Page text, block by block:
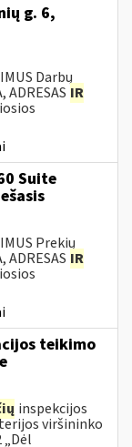
g. 6,
Darbų
IR
Suite
Prekių
IR
teikimo
inspekcijos
viršininko
„Dėl